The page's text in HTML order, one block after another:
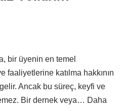
bir üyenin en temel
faaliyetlerine katılma hakkının
Ancak bu süreç, keyfi ve
Bir dernek veya… Daha